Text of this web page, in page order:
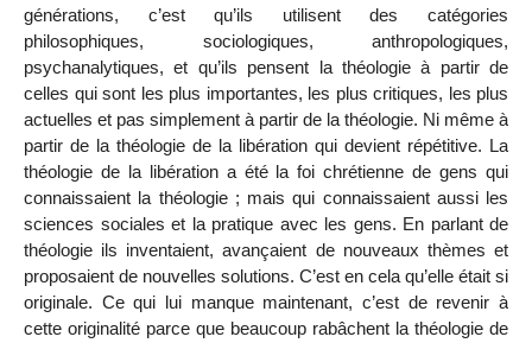
générations, c’est qu’ils utilisent des catégories
philosophiques, sociologiques, anthropologiques,
psychanalytiques, et qu’ils pensent la théologie à partir de
celles qui sont les plus importantes, les plus critiques, les plus
actuelles et pas simplement à partir de la théologie. Ni même à
partir de la théologie de la libération qui devient répétitive. La
théologie de la libération a été la foi chrétienne de gens qui
connaissaient la théologie ; mais qui connaissaient aussi les
sciences sociales et la pratique avec les gens. En parlant de
théologie ils inventaient, avançaient de nouveaux thèmes et
proposaient de nouvelles solutions. C’est en cela qu’elle était si
originale. Ce qui lui manque maintenant, c’est de revenir à
cette originalité parce que beaucoup rabâchent la théologie de